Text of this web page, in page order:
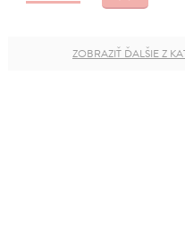
ZOBRAZIŤ ĎALŠIE Z